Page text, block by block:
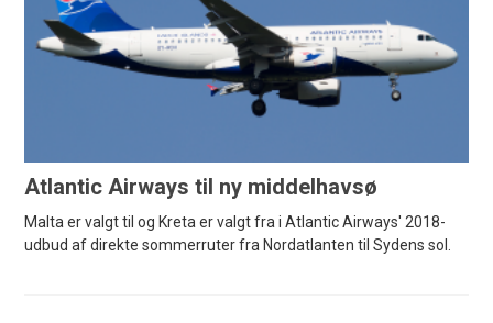
Atlantic Airways til ny middelhavsø
Malta er valgt til og Kreta er valgt fra i Atlantic Airways' 2018-
udbud af direkte sommerruter fra Nordatlanten til Sydens sol.